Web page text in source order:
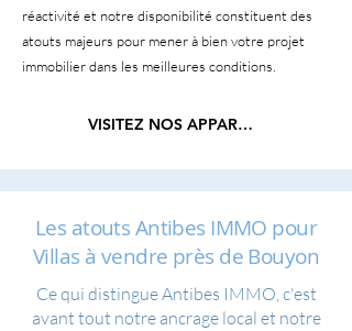
réactivité et notre disponibilité constituent des
atouts majeurs pour mener à bien votre projet
immobilier dans les meilleures conditions.
VISITEZ NOS APPARTEMENTS
Les atouts Antibes IMMO pour
Villas à vendre près de Bouyon
Ce qui distingue Antibes IMMO, c'est
avant tout notre ancrage local et notre